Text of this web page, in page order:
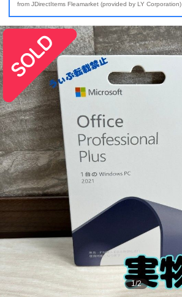
from JDirectItems Fleamarket (provided by LY Corporation)
1/2